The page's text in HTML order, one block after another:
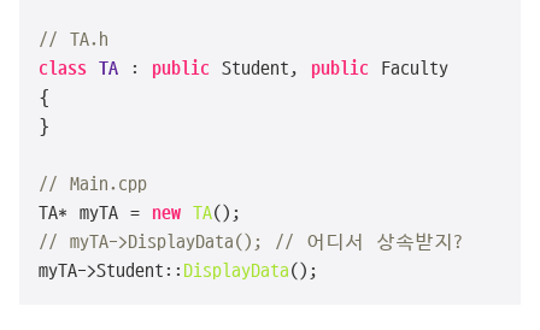
// TA.h
class TA : public Student, public Faculty
{
}
// Main.cpp
TA* myTA = new TA
// myTA->DisplayData(); // 어디서 상속받지?
myTA->Student:: DisplayData();